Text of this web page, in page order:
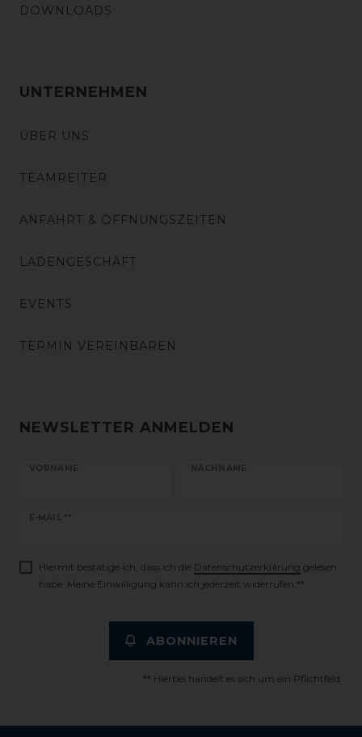
DOWNLOADS
UNTERNEHMEN
ÜBER UNS
TEAMREITER
ANFAHRT & ÖFFNUNGSZEITEN
LADENGESCHÄFT
EVENTS
TERMIN VEREINBAREN
NEWSLETTER ANMELDEN
VORNAME NACHNAME
E-MAIL **
Newsletter
Hiermit bestätige ich, dass ich die Daten­schutz­erklärung gelesen
habe. Meine Einwilligung kann ich jederzeit widerrufen.**
ABONNIEREN
** Hierbei handelt es sich um ein Pflichtfeld.